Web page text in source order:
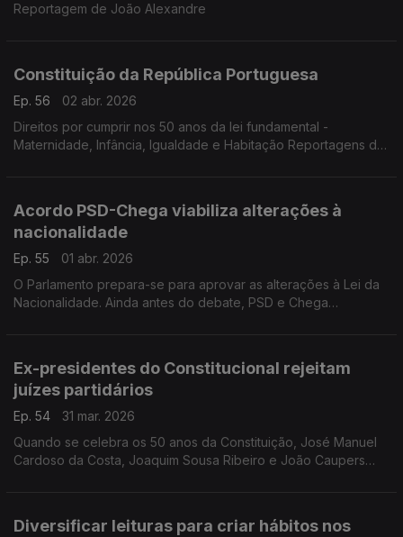
Reportagem de João Alexandre
Constituição da República Portuguesa
Ep. 56
02 abr. 2026
Direitos por cumprir nos 50 anos da lei fundamental -
Maternidade, Infância, Igualdade e Habitação Reportagens de
Acordo PSD-Chega viabiliza alterações à
nacionalidade
Ep. 55
01 abr. 2026
O Parlamento prepara-se para aprovar as alterações à Lei da
Nacionalidade. Ainda antes do debate, PSD e Chega
Ex-presidentes do Constitucional rejeitam
juízes partidários
Ep. 54
31 mar. 2026
Quando se celebra os 50 anos da Constituição, José Manuel
Cardoso da Costa, Joaquim Sousa Ribeiro e João Caupers
Diversificar leituras para criar hábitos nos